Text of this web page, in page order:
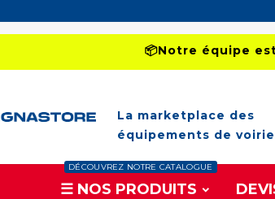
📦Notre équipe
La marketplace des
équipements de voirie
☰ NOS PRODUITS
DÉCOUVREZ NOTRE CATALOGUE